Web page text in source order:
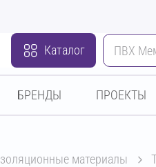
Каталог
БРЕНДЫ ПРОЕКТЫ
изоляционные материалы